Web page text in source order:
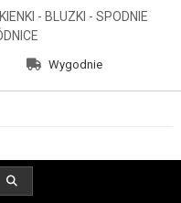
- BLUZKI - SPODNIE
Wygodnie